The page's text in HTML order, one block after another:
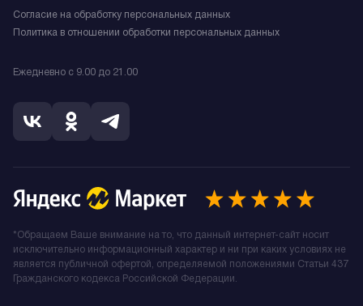
Согласие на обработку персональных данных
Политика в отношении обработки персональных данных
Ежедневно с 9.00 до 21.00
*Обращаем Ваше внимание на то, что данный интернет-сайт носит
исключительно информационный характер и ни при каких условиях не
является публичной офертой, определяемой положениями Статьи 437
Гражданского кодекса Российской Федерации.